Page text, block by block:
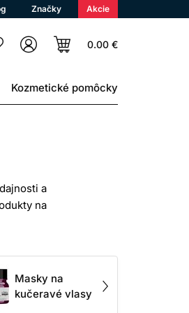
Značky Akcie
0.00 €
Kozmetické pomôcky
a
na
výrazne
a
Masky na
kučeravé vlasy